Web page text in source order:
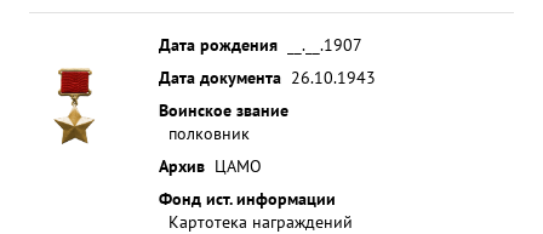
Дата рождения
__.__.1907
Дата документа 26.10.1943
Воинское звание
полковник
Архив ЦАМО
Фонд ист. информации
Картотека награждений